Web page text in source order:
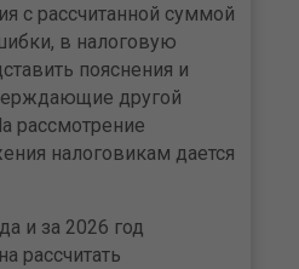
с рассчитанной суммой
в налоговую
пояснения и
другой
рассмотрение
налоговикам дается
и за 2026 год
рассчитать